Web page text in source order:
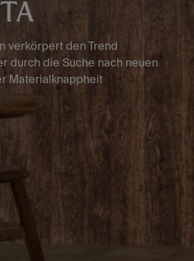
verkörpert den Trend
durch die Suche nach neuen
Materialknappheit